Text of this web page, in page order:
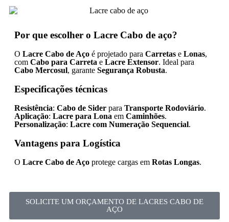
Por que escolher o Lacre Cabo de aço?
O Lacre Cabo de Aço é projetado para Carretas e Lonas,
com Cabo para Carreta e Lacre Extensor. Ideal para
Cabo Mercosul, garante Segurança Robusta.
Especificações técnicas
Resistência: Cabo de Sider para Transporte Rodoviário.
Aplicação: Lacre para Lona em Caminhões.
Personalização: Lacre com Numeração Sequencial.
Vantagens para Logística
O Lacre Cabo de Aço protege cargas em Rotas Longas.
SOLICITE UM ORÇAMENTO DE LACRES CABO DE
AÇO